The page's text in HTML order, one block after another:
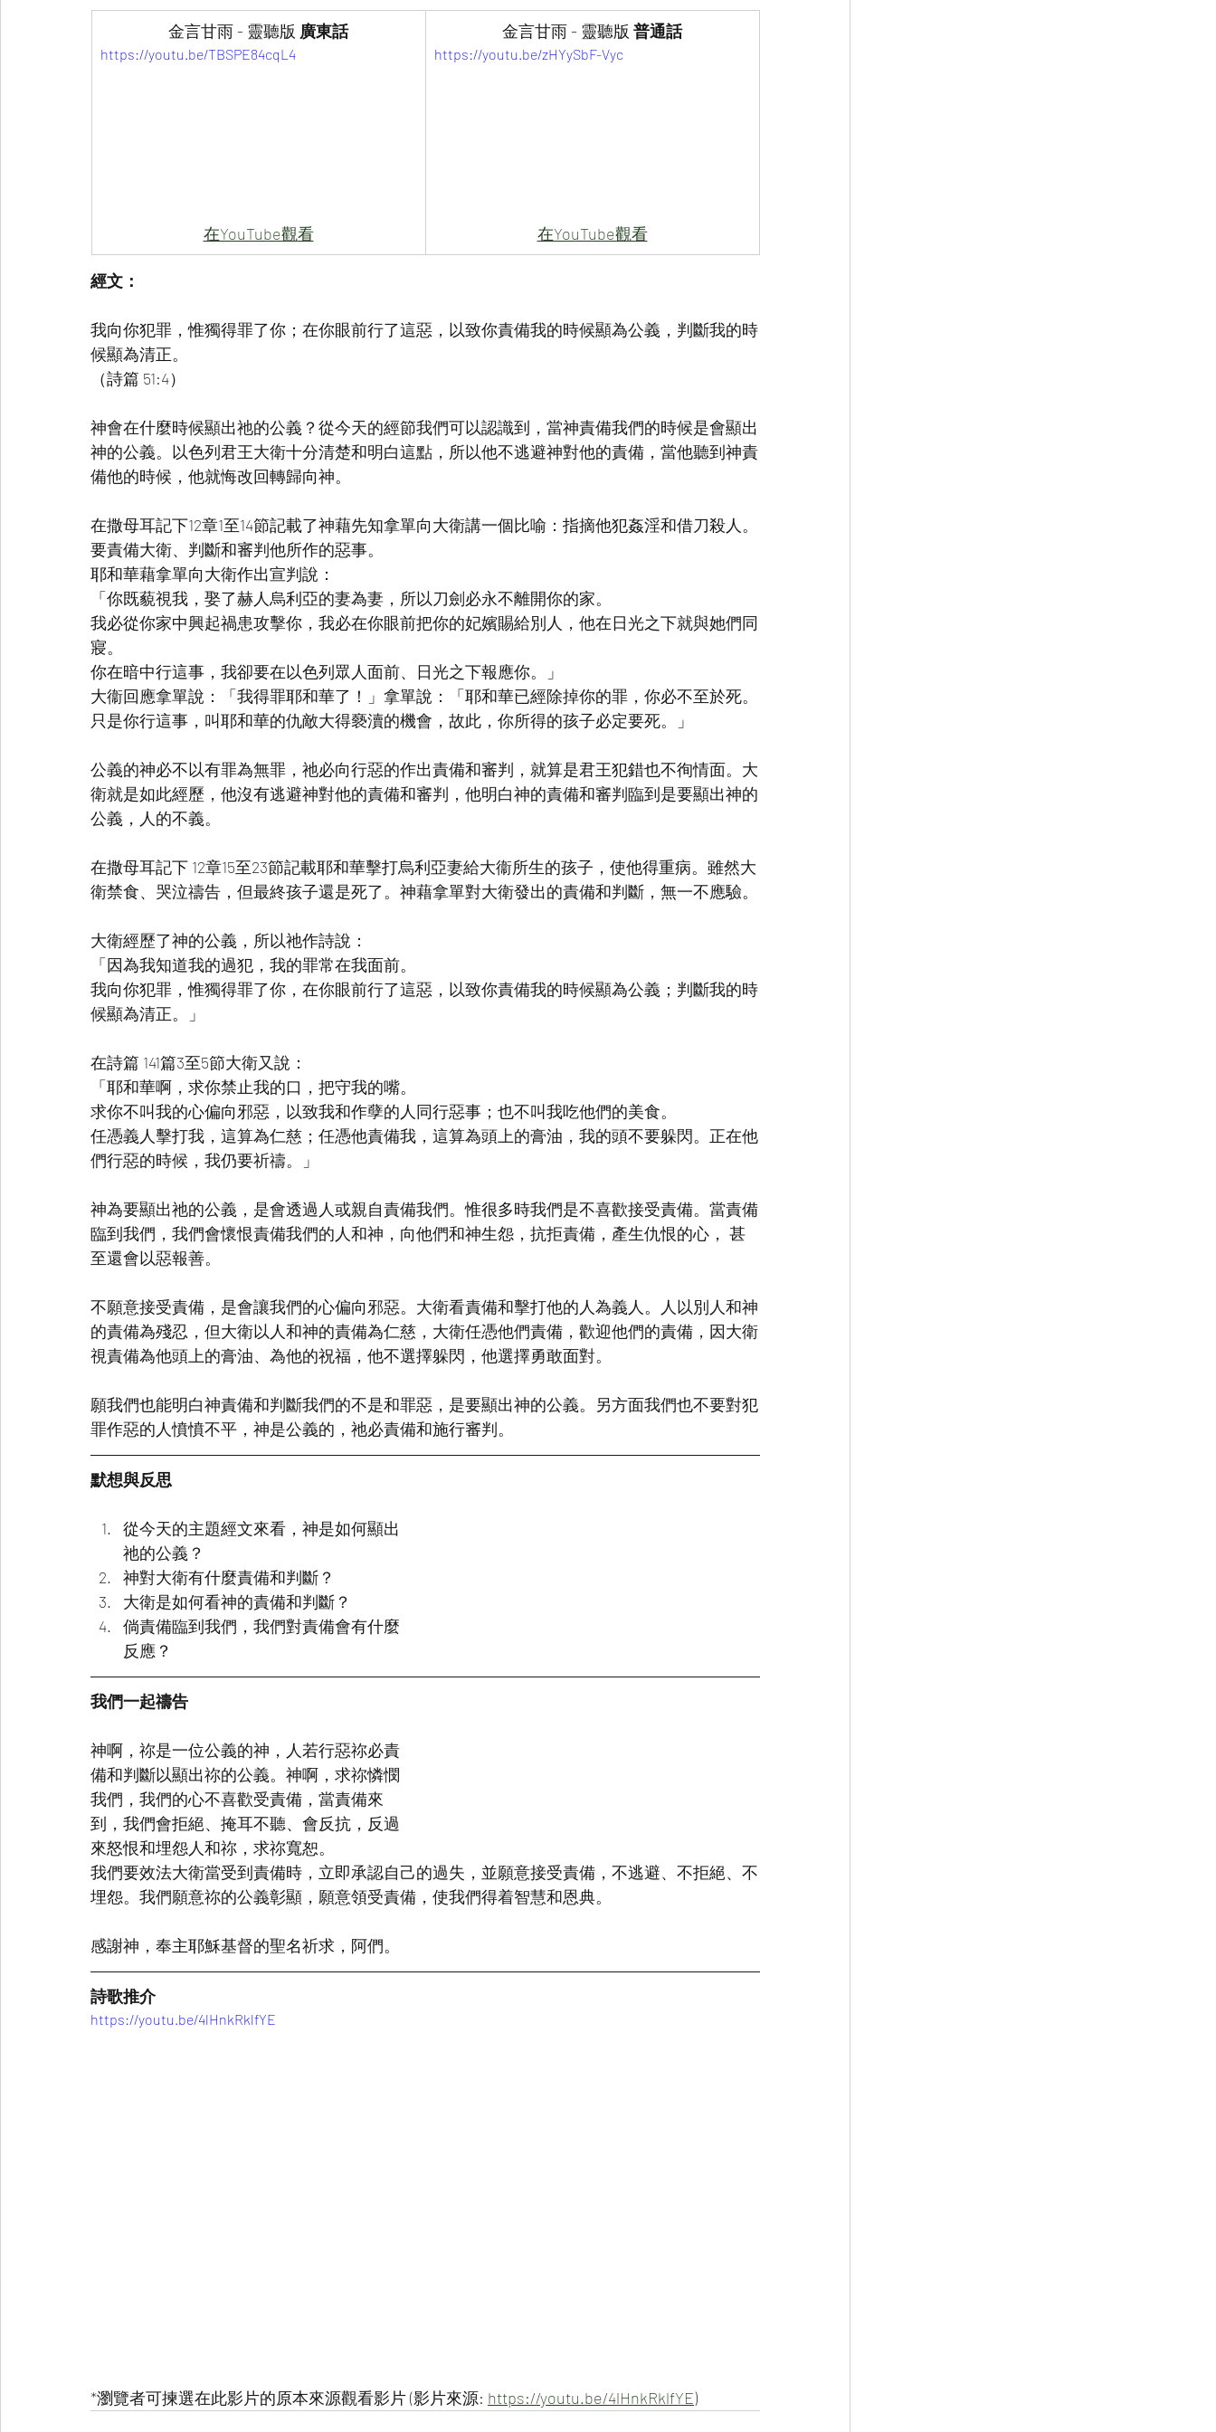
金言甘雨 - 靈聽版 廣東話
https://youtu.be/TBSPE84cqL4
在YouTube觀看
金言甘雨 - 靈聽版 普通話
https://youtu.be/zHYySbF-Vyc
在YouTube觀看
經文：
我向你犯罪，惟獨得罪了你；在你眼前行了這惡，以致你責備我的時候顯為公義，判斷我的時
候顯為清正。
（詩篇 51:4）
神會在什麼時候顯出祂的公義？從今天的經節我們可以認識到，當神責備我們的時候是會顯出
神的公義。以色列君王大衛十分清楚和明白這點，所以他不逃避神對他的責備，當他聽到神責
備他的時候，他就悔改回轉歸向神。
在撒母耳記下12章1至14節記載了神藉先知拿單向大衛講一個比喻：指摘他犯姦淫和借刀殺人。
要責備大衛、判斷和審判他所作的惡事。
耶和華藉拿單向大衛作出宣判說：
「你既藐視我，娶了赫人烏利亞的妻為妻，所以刀劍必永不離開你的家。
我必從你家中興起禍患攻擊你，我必在你眼前把你的妃嬪賜給別人，他在日光之下就與她們同
寢。
你在暗中行這事，我卻要在以色列眾人面前、日光之下報應你。」
大衞回應拿單說：「我得罪耶和華了！」拿單說：「耶和華已經除掉你的罪，你必不至於死。
只是你行這事，叫耶和華的仇敵大得褻瀆的機會，故此，你所得的孩子必定要死。」
公義的神必不以有罪為無罪，祂必向行惡的作出責備和審判，就算是君王犯錯也不徇情面。大
衛就是如此經歷，他沒有逃避神對他的責備和審判，他明白神的責備和審判臨到是要顯出神的
公義，人的不義。
在撒母耳記下 12章15至23節記載耶和華擊打烏利亞妻給大衞所生的孩子，使他得重病。雖然大
衛禁食、哭泣禱告，但最終孩子還是死了。神藉拿單對大衛發出的責備和判斷，無一不應驗。
大衛經歷了神的公義，所以祂作詩說：
「因為我知道我的過犯，我的罪常在我面前。
我向你犯罪，惟獨得罪了你，在你眼前行了這惡，以致你責備我的時候顯為公義；判斷我的時
候顯為清正。」
在詩篇 141篇3至5節大衛又說：
「耶和華啊，求你禁止我的口，把守我的嘴。
求你不叫我的心偏向邪惡，以致我和作孽的人同行惡事；也不叫我吃他們的美食。
任憑義人擊打我，這算為仁慈；任憑他責備我，這算為頭上的膏油，我的頭不要躲閃。正在他
們行惡的時候，我仍要祈禱。」
神為要顯出祂的公義，是會透過人或親自責備我們。惟很多時我們是不喜歡接受責備。當責備
臨到我們，我們會懷恨責備我們的人和神，向他們和神生怨，抗拒責備，產生仇恨的心， 甚
至還會以惡報善。
不願意接受責備，是會讓我們的心偏向邪惡。大衛看責備和擊打他的人為義人。人以別人和神
的責備為殘忍，但大衛以人和神的責備為仁慈，大衛任憑他們責備，歡迎他們的責備，因大衛
視責備為他頭上的膏油、為他的祝福，他不選擇躲閃，他選擇勇敢面對。
願我們也能明白神責備和判斷我們的不是和罪惡，是要顯出神的公義。另方面我們也不要對犯
罪作惡的人憤憤不平，神是公義的，祂必責備和施行審判。
默想與反思
從今天的主題經文來看，神是如何顯出
祂的公義？
神對大衛有什麼責備和判斷？
大衛是如何看神的責備和判斷？
倘責備臨到我們，我們對責備會有什麼
反應？
我們一起禱告
神啊，祢是一位公義的神，人若行惡祢必責
備和判斷以顯出祢的公義。神啊，求祢憐憫
我們，我們的心不喜歡受責備，當責備來
到，我們會拒絕、掩耳不聽、會反抗，反過
來怒恨和埋怨人和祢，求祢寬恕。
我們要效法大衛當受到責備時，立即承認自己的過失，並願意接受責備，不逃避、不拒絕、不
埋怨。我們願意祢的公義彰顯，願意領受責備，使我們得着智慧和恩典。
感謝神，奉主耶穌基督的聖名祈求，阿們。
詩歌推介
https://youtu.be/4lHnkRklfYE
*瀏覽者可揀選在此影片的原本來源觀看影片 (影片來源: https://youtu.be/4lHnkRklfYE)